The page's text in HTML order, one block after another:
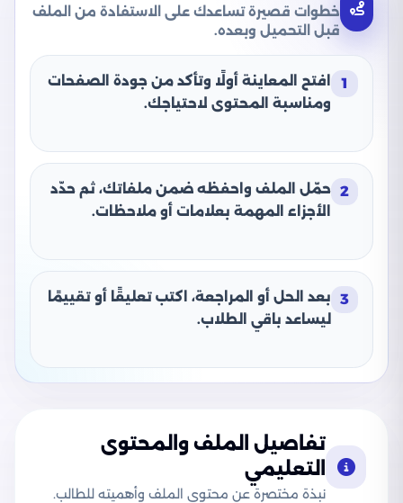
خطوات قصيرة تساعدك على الاستفادة من الملف
قبل التحميل وبعده.
1
افتح المعاينة أولًا وتأكد من جودة الصفحات
ومناسبة المحتوى لاحتياجك.
2 حمّل الملف واحفظه ضمن ملفاتك، ثم حدّد
الأجزاء المهمة بعلامات أو ملاحظات.
3
بعد الحل أو المراجعة، اكتب تعليقًا أو تقييمًا
ليساعد باقي الطلاب.
تفاصيل الملف والمحتوى
التعليمي
نبذة مختصرة عن محتوى الملف وأهميته للطالب.